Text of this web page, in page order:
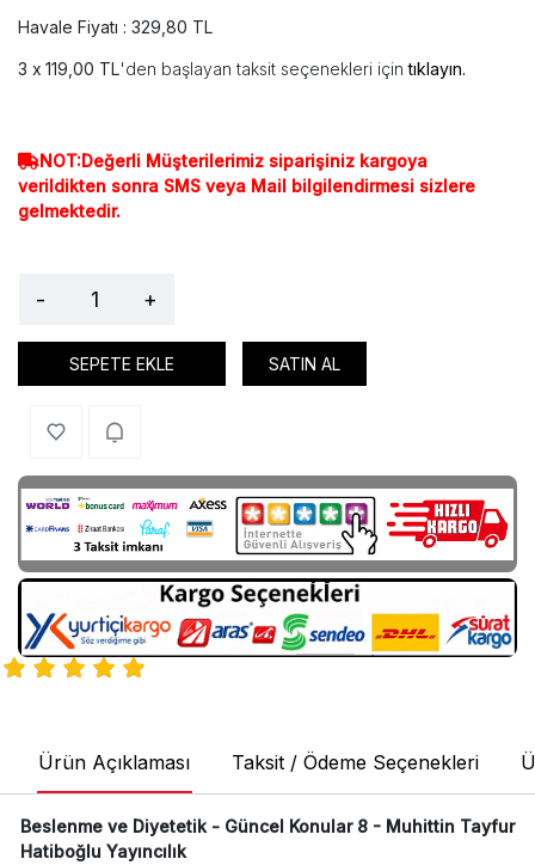
Havale Fiyatı : 329,80 TL
119,00 TL'den başlayan taksit seçenekleri içintıklayın.
NOT:Değerli Müşterilerimiz siparişiniz kargoya
verildikten sonra SMS veya Mail bilgilendirmesi sizlere
gelmektedir.
- +
SEPETE EKLE SATIN AL
Ürün Açıklaması Taksit / Ödeme Seçenekleri
Beslenme ve Diyetetik - Güncel Konular 8 - Muhittin Tayfur
Hatiboğlu Yayıncılık